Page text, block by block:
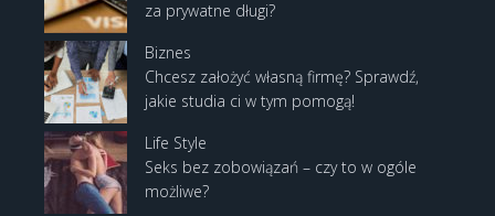
za prywatne długi?
Biznes
Chcesz założyć własną firmę? Sprawdź,
jakie studia ci w tym pomogą!
Life Style
Seks bez zobowiązań – czy to w ogóle
możliwe?